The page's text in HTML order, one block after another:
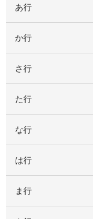
あ行
か行
さ行
た行
な行
は行
ま行